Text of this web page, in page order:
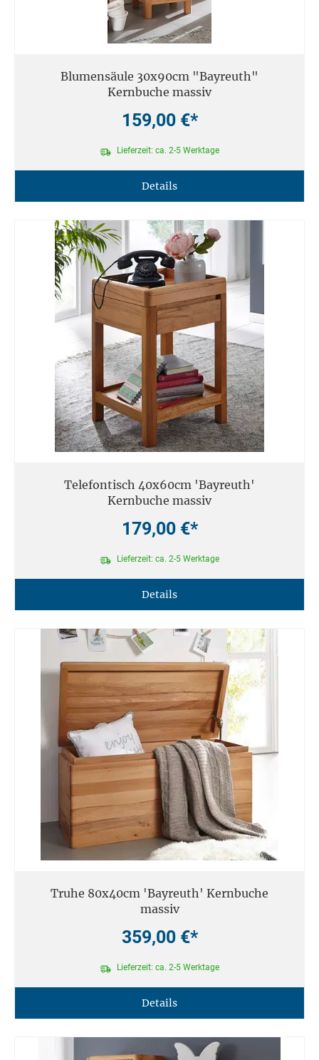
Blumensäule 30x90cm "Bayreuth"
Kernbuche massiv
159,00 €*
Lieferzeit: ca. 2-5 Werktage
Details
Telefontisch 40x60cm 'Bayreuth'
Kernbuche massiv
179,00 €*
Lieferzeit: ca. 2-5 Werktage
Details
Truhe 80x40cm 'Bayreuth' Kernbuche
massiv
359,00 €*
Lieferzeit: ca. 2-5 Werktage
Details